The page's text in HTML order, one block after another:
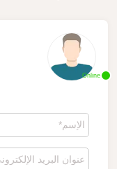
Online